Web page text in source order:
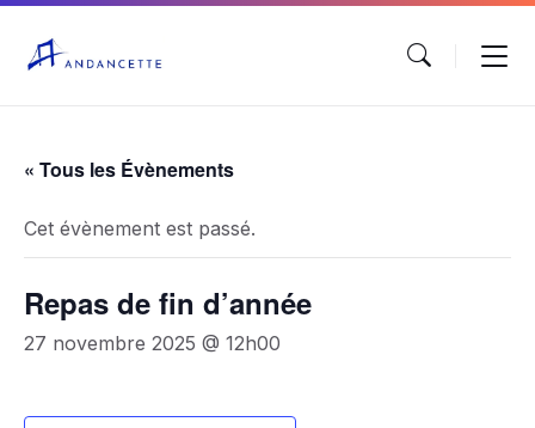
« Tous les Évènements
Cet évènement est passé.
Repas de fin d’année
27 novembre 2025 @ 12h00